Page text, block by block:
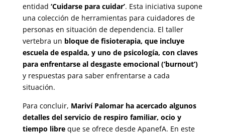
entidad ‘Cuidarse para cuidar’. Esta iniciativa supone
una colección de herramientas para cuidadores de
personas en situación de dependencia. El taller
vertebra un bloque de fisioterapia, que incluye
escuela de espalda, y uno de psicología, con claves
para enfrentarse al desgaste emocional (‘burnout’)
y respuestas para saber enfrentarse a cada
situación.
Para concluir, Mariví Palomar ha acercado algunos
detalles del servicio de respiro familiar, ocio y
tiempo libre que se ofrece desde ApanefA. En este